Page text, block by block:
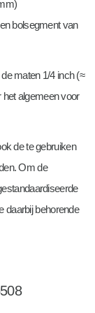
bolsegment van
maten 1/4 inch (≈
algemeen voor
de te gebruiken
Om de
daarbij behorende